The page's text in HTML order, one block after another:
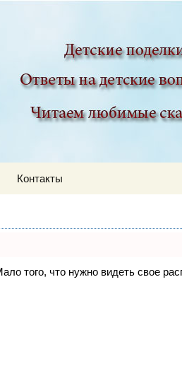
Контакты
того, что нужно видеть свое